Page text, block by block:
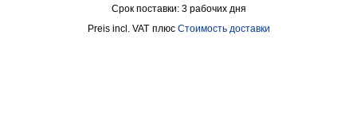
Срок поставки: 3 рабочих дня
incl. VAT плюс Стоимость доставки